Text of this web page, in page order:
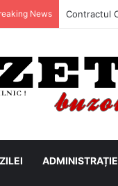
News
ADMINISTRAȚIE